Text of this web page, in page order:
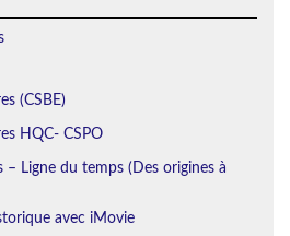
(CSBE)
HQC- CSPO
– Ligne du temps (Des origines à
avec iMovie